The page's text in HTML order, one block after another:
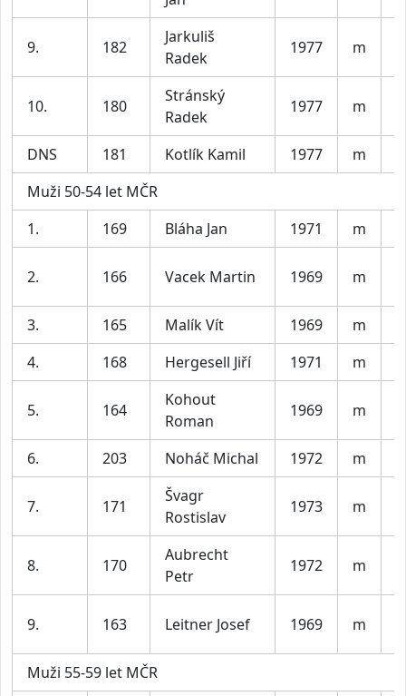
9. 182
Jarkuliš
Radek
1977 m
10. 180
Stránský
Radek
1977 m
DNS
181 Kotlík Kamil 1977 m
Muži 50-54 let MČR
1.
169 Bláha Jan 1971 m
2. 166 Vacek Martin 1969 m
3.
165 Malík Vít 1969 m
4.
168 Hergesell Jiří 1971 m
5. 164
Kohout
Roman
1969 m
6.
203 Noháč Michal 1972 m
7. 171
Švagr
Rostislav
1973 m
8. 170
Aubrecht
Petr
1972 m
9. 163 Leitner Josef 1969 m
Muži 55-59 let MČR